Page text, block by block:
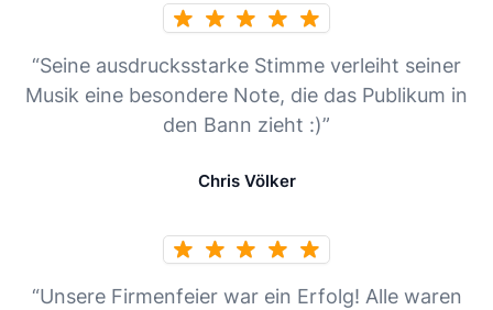
“Seine ausdrucksstarke Stimme verleiht seiner
Musik eine besondere Note, die das Publikum in
den Bann zieht :)”
Chris Völker
“Unsere Firmenfeier war ein Erfolg! Alle waren